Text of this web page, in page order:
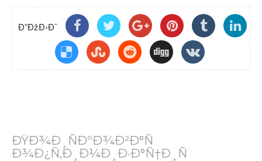
Ð”ÐžÐ›Ð¯
ÐŸÐ¾Ð¸ÑÐºÐ¾Ð²Ð°Ñ
Ð¾Ð¿Ñ‚Ð¸Ð¼Ð¸Ð·Ð°Ñ†Ð¸Ñ